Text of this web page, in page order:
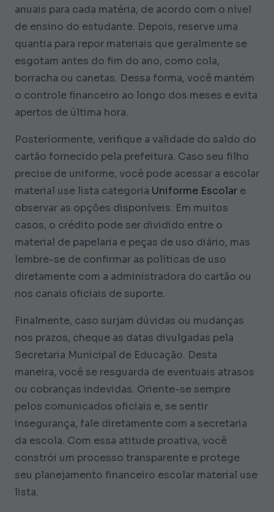
anuais para cada matéria, de acordo com o nível
de ensino do estudante. Depois, reserve uma
quantia para repor materiais que geralmente se
esgotam antes do fim do ano, como cola,
borracha ou canetas. Dessa forma, você mantém
o controle financeiro ao longo dos meses e evita
apertos de última hora.
Posteriormente, verifique a validade do saldo do
cartão fornecido pela prefeitura. Caso seu filho
precise de uniforme, você pode acessar a escolar
material use lista categoria Uniforme Escolar e
observar as opções disponíveis. Em muitos
casos, o crédito pode ser dividido entre o
material de papelaria e peças de uso diário, mas
lembre-se de confirmar as políticas de uso
diretamente com a administradora do cartão ou
nos canais oficiais de suporte.
Finalmente, caso surjam dúvidas ou mudanças
nos prazos, cheque as datas divulgadas pela
Secretaria Municipal de Educação. Desta
maneira, você se resguarda de eventuais atrasos
ou cobranças indevidas. Oriente-se sempre
pelos comunicados oficiais e, se sentir
insegurança, fale diretamente com a secretaria
da escola. Com essa atitude proativa, você
constrói um processo transparente e protege
seu planejamento financeiro escolar material use
lista.